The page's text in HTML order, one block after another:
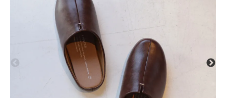
お買い物ガイド
ポイントについて
配送料について
ラッピングについて